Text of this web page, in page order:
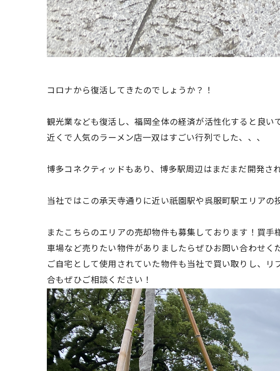
コロナから復活してきたのでしょうか？！
観光業なども復活し、福岡全体の経済が活性化すると良い
近くで人気のラーメン店一双はすごい行列でした、、、
博多コネクティッドもあり、博多駅周辺はまだまだ開発さ
当社ではこの承天寺通りに近い祇園駅や呉服町駅エリア
またこちらのエリアの売却物件も募集しております！買
車場など売りたい物件がありましたらぜひお問い合わせく
ご自宅として使用されていた物件も当社で買い取りし、
合もぜひご相談ください！